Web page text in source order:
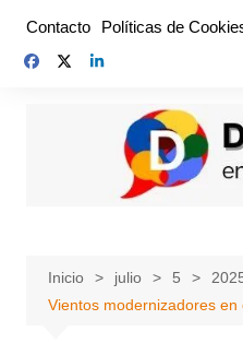
contenido
Contacto Políticas de
Inicio julio 5
Vientos modernizadores